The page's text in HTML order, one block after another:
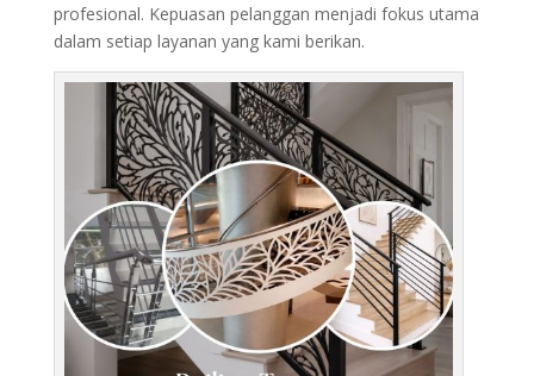
profesional. Kepuasan pelanggan menjadi fokus utama
dalam setiap layanan yang kami berikan.